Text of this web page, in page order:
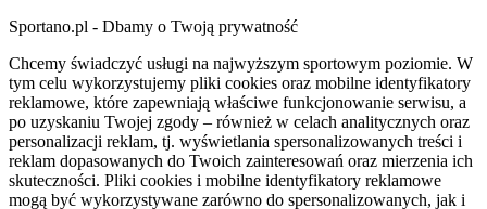
Sportano.pl - Dbamy o Twoją prywatność
Chcemy świadczyć usługi na najwyższym sportowym poziomie. W
tym celu wykorzystujemy pliki cookies oraz mobilne identyfikatory
reklamowe, które zapewniają właściwe funkcjonowanie serwisu, a
po uzyskaniu Twojej zgody – również w celach analitycznych oraz
personalizacji reklam, tj. wyświetlania spersonalizowanych treści i
reklam dopasowanych do Twoich zainteresowań oraz mierzenia ich
skuteczności. Pliki cookies i mobilne identyfikatory reklamowe
mogą być wykorzystywane zarówno do spersonalizowanych, jak i